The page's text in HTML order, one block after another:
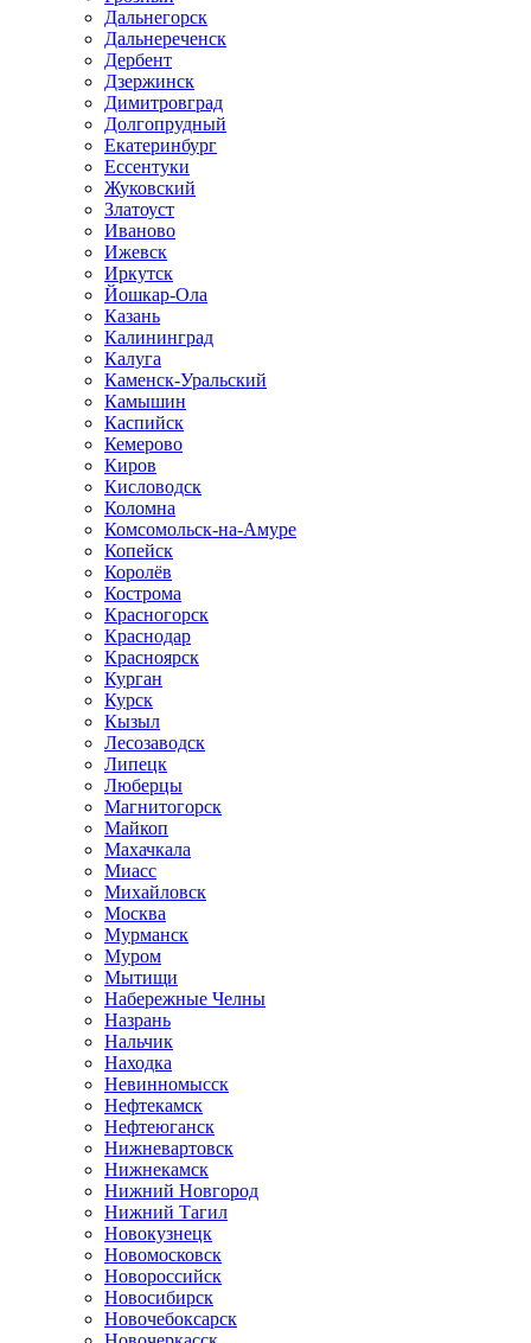
Дальнегорск
Дальнереченск
Дербент
Дзержинск
Димитровград
Долгопрудный
Екатеринбург
Ессентуки
Жуковский
Златоуст
Иваново
Ижевск
Иркутск
Йошкар-Ола
Казань
Калининград
Калуга
Каменск-Уральский
Камышин
Каспийск
Кемерово
Киров
Кисловодск
Коломна
Комсомольск-на-Амуре
Копейск
Королёв
Кострома
Красногорск
Краснодар
Красноярск
Курган
Курск
Кызыл
Лесозаводск
Липецк
Люберцы
Магнитогорск
Майкоп
Махачкала
Миасс
Михайловск
Москва
Мурманск
Муром
Мытищи
Набережные Челны
Назрань
Нальчик
Находка
Невинномысск
Нефтекамск
Нефтеюганск
Нижневартовск
Нижнекамск
Нижний Новгород
Нижний Тагил
Новокузнецк
Новомосковск
Новороссийск
Новосибирск
Новочебоксарск